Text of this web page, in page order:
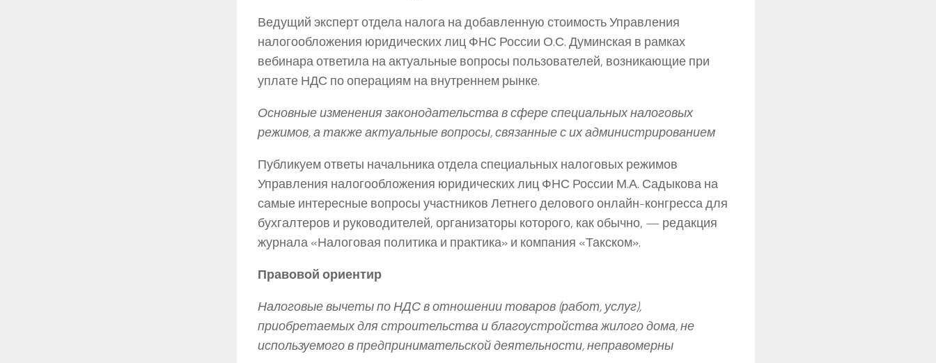
Ведущий эксперт отдела налога на добавленную стоимость Управления
налогообложения юридических лиц ФНС России О.С. Думинская в рамках
вебинара ответила на актуальные вопросы пользователей, возникающие при
уплате НДС по операциям на внутреннем рынке.
Основные изменения законодательства в сфере специальных налоговых
режимов, а также актуальные вопросы, связанные с их администрированием
Публикуем ответы начальника отдела специальных налоговых режимов
Управления налогообложения юридических лиц ФНС России М.А. Садыкова на
самые интересные вопросы участников Летнего делового онлайн-конгресса для
бухгалтеров и руководителей, организаторы которого, как обычно, — редакция
журнала «Налоговая политика и практика» и компания «Такском».
Правовой ориентир
Налоговые вычеты по НДС в отношении товаров (работ, услуг),
приобретаемых для строительства и благоустройства жилого дома, не
используемого в предпринимательской деятельности, неправомерны